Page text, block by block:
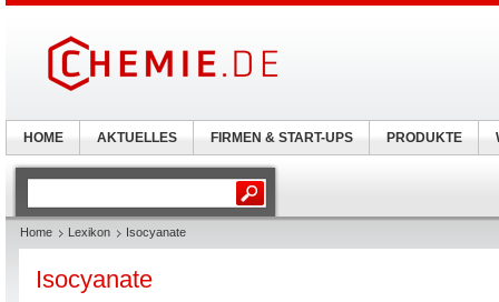
Home Lexikon Isocyanate
Isocyanate
HOME AKTUELLES FIRMEN & START-UPS PRODUKTE